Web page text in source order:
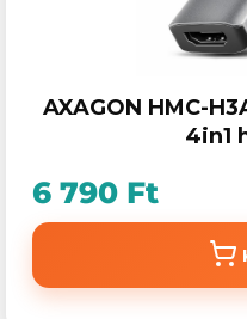
AXAGON HMC-
4in1
6 790 Ft